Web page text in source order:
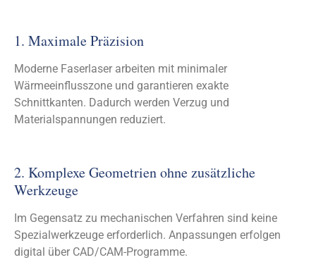
1. Maximale Präzision
Moderne Faserlaser arbeiten mit minimaler
Wärmeeinflusszone und garantieren exakte
Schnittkanten. Dadurch werden Verzug und
Materialspannungen reduziert.
2. Komplexe Geometrien ohne zusätzliche
Werkzeuge
Im Gegensatz zu mechanischen Verfahren sind keine
Spezialwerkzeuge erforderlich. Anpassungen erfolgen
digital über CAD/CAM-Programme.